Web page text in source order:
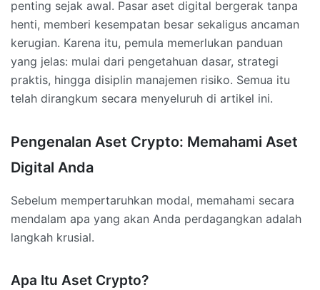
penting sejak awal. Pasar aset digital bergerak tanpa
henti, memberi kesempatan besar sekaligus ancaman
kerugian. Karena itu, pemula memerlukan panduan
yang jelas: mulai dari pengetahuan dasar, strategi
praktis, hingga disiplin manajemen risiko. Semua itu
telah dirangkum secara menyeluruh di artikel ini.
Pengenalan Aset Crypto: Memahami Aset
Digital Anda
Sebelum mempertaruhkan modal, memahami secara
mendalam apa yang akan Anda perdagangkan adalah
langkah krusial.
Apa Itu Aset Crypto?